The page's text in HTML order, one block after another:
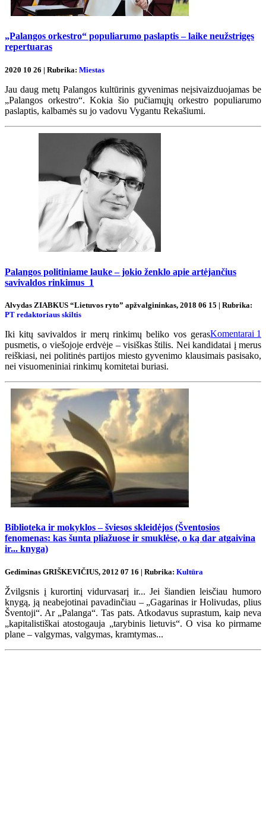
„Palangos orkestro“ populiarumo paslaptis – laike neužstrigęs
repertuaras
2020 10 26 | Rubrika: Miestas
Jau daug metų Palangos kultūrinis gyvenimas neįsivaizduojamas be
„Palangos orkestro“. Kokia šio pučiamųjų orkestro populiarumo
paslaptis, kalbamės su jo vadovu Vygantu Rekašiumi.
Palangos politiniame lauke – jokio ženklo apie artėjančius
savivaldos rinkimus 1
Alvydas ZIABKUS “Lietuvos ryto” apžvalgininkas, 2018 06 15 | Rubrika:
PT redaktoriaus skiltis
Komentarai 1
Iki kitų savivaldos ir merų rinkimų beliko vos geras
pusmetis, o viešojoje erdvėje – visiškas štilis. Nei kandidatai į merus
reiškiasi, nei politinės partijos miesto gyvenimo klausimais pasisako,
nei visuomeniniai rinkimų komitetai buriasi.
Biblioteka ir mokyklos – šviesos skleidėjos (Šventosios
fenomenas: kas šunta pliažuose ir smuklėse, o ką dar atgaivina
ir... knyga)
Gediminas GRIŠKEVIČIUS, 2012 07 16 | Rubrika: Kultūra
Žvilgsnis į kurortinį vidurvasarį ir... Jei šiandien leisčiau humoro
knygą, ją neabejotinai pavadinčiau – „Gagarinas ir Holivudas, plius
Šventoji“. Ar „Palanga“. Tas pats. Atkodavus suprastum, kaip neva
„kapitalistiškai atostogauja „tarybinis lietuvis“. O visa ko pirmame
plane – valgymas, valgymas, kramtymas...